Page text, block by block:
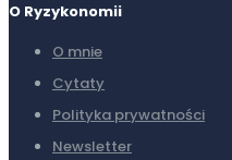
O Ryzykonomii
O mnie
Cytaty
Polityka prywatności
Newsletter